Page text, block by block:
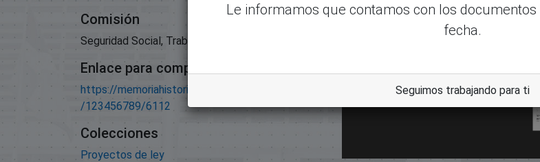
Comisión
Seguridad Social, Trabajo Y Pensiones
Enlace para compartir este artículo
https://memoriahistorica.senadord.gob.do/handle
/123456789/6112
Colecciones
Proyectos de ley
Le informamos que contamos con los
fecha.
Seguimos trabajando para ti